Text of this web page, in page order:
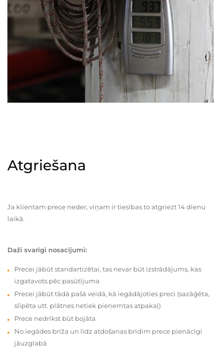
Atgriešana
Ja klientam prece neder, viņam ir tiesības to atgriezt 14 dienu
laikā.
Daži svarīgi nosacījumi:
Precei jābūt standartizētai, tas nevar būt izstrādājums, kas
izgatavots pēc pasūtījuma
Precei jābūt tādā pašā veidā, kā iegādājoties preci (sazāģēta,
slīpēta utt. plātnes netiek pieņemtas atpakaļ)
Prece nedrīkst būt bojāta
No iegādes brīža un līdz atdošanas brīdim prece pienācīgi
jāuzglabā